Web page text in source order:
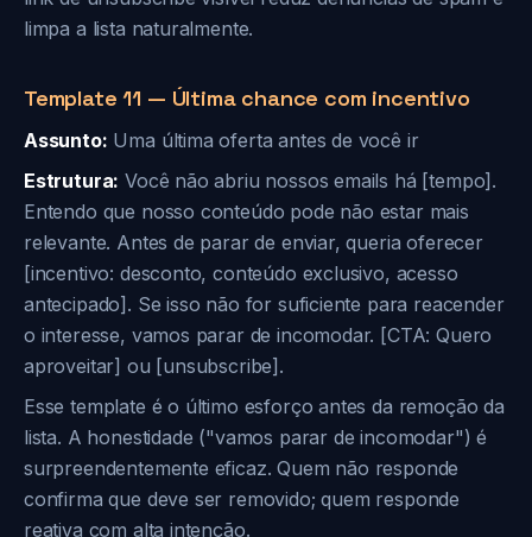
limpa a lista naturalmente.
Template 11 — Última chance com incentivo
Assunto: Uma última oferta antes de você ir
Estrutura: Você não abriu nossos emails há [tempo].
Entendo que nosso conteúdo pode não estar mais
relevante. Antes de parar de enviar, queria oferecer
[incentivo: desconto, conteúdo exclusivo, acesso
antecipado]. Se isso não for suficiente para reacender
o interesse, vamos parar de incomodar. [CTA: Quero
aproveitar] ou [unsubscribe].
Esse template é o último esforço antes da remoção da
lista. A honestidade ("vamos parar de incomodar") é
surpreendentemente eficaz. Quem não responde
confirma que deve ser removido; quem responde
reativa com alta intenção.